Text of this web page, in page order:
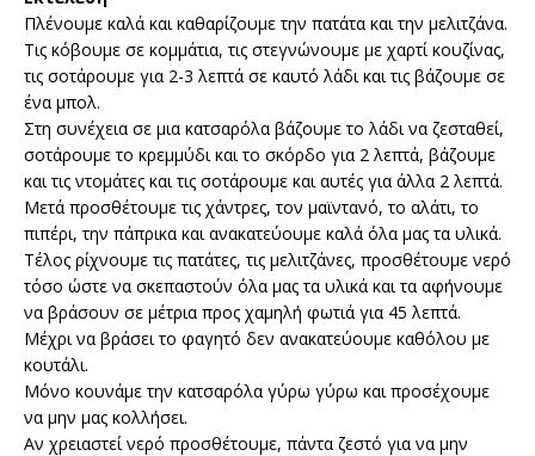
Πλένουμε καλά και καθαρίζουμε την πατάτα και την μελιτζάνα.
Τις κόβουμε σε κομμάτια, τις στεγνώνουμε με χαρτί κουζίνας,
τις σοτάρουμε για 2-3 λεπτά σε καυτό λάδι και τις βάζουμε σε
ένα μπολ.
Στη συνέχεια σε μια κατσαρόλα βάζουμε το λάδι να ζεσταθεί,
σοτάρουμε το κρεμμύδι και το σκόρδο για 2 λεπτά, βάζουμε
και τις ντομάτες και τις σοτάρουμε και αυτές για άλλα 2 λεπτά.
Μετά προσθέτουμε τις χάντρες, τον μαϊντανό, το αλάτι, το
πιπέρι, την πάπρικα και ανακατεύουμε καλά όλα μας τα υλικά.
Τέλος ρίχνουμε τις πατάτες, τις μελιτζάνες, προσθέτουμε νερό
τόσο ώστε να σκεπαστούν όλα μας τα υλικά και τα αφήνουμε
να βράσουν σε μέτρια προς χαμηλή φωτιά για 45 λεπτά.
Μέχρι να βράσει το φαγητό δεν ανακατεύουμε καθόλου με
κουτάλι.
Μόνο κουνάμε την κατσαρόλα γύρω γύρω και προσέχουμε
να μην μας κολλήσει.
Αν χρειαστεί νερό προσθέτουμε, πάντα ζεστό για να μην